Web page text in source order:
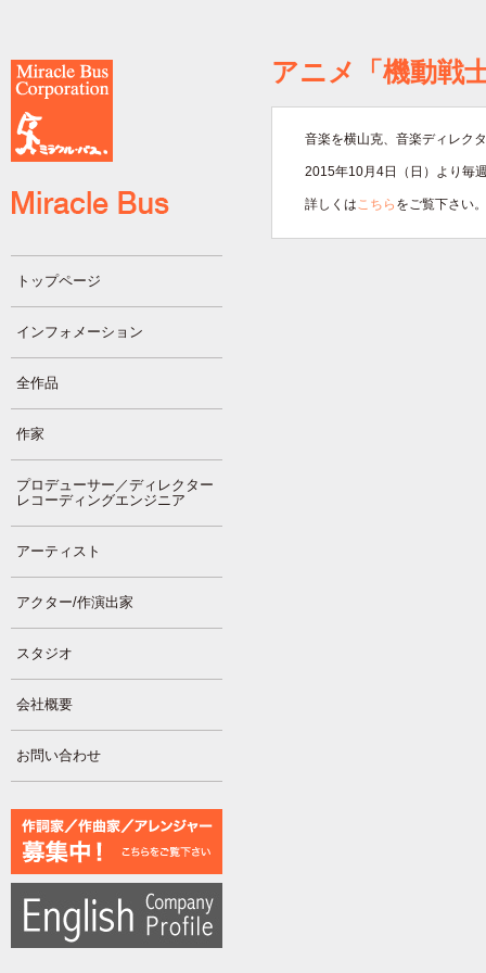
トップページ
インフォメーション
全作品
作家
プロデューサー／ディレクター
レコーディングエンジニア
アーティスト
アクター/作演出家
スタジオ
会社概要
お問い合わせ
アニメ「機動戦
音楽を横山克、音楽ディレク
2015年10月4日（日）より毎
詳しくはこちら をご覧下さい。